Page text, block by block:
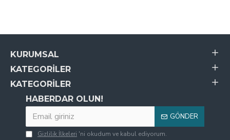
KURUMSAL
KATEGORILER
KATEGORILER
HABERDAR OLUN!
GÖNDER
Gizlilik İlkeleri 'ni okudum ve kabul ediyorum.